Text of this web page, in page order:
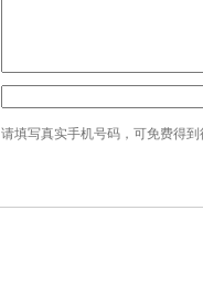
请填写真实手机号码，可免费得到